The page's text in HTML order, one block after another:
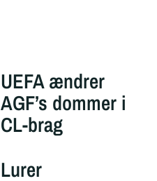
UEFA ændrer
AGF’s dommer i
CL-brag
Lurer